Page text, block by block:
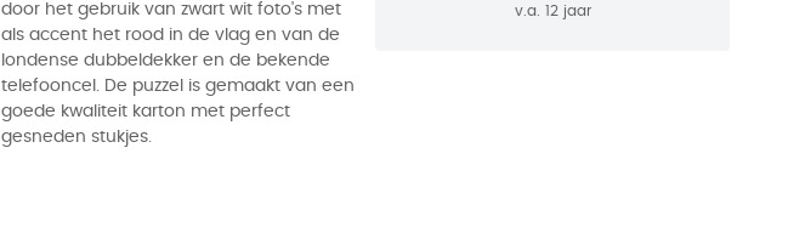
door het gebruik van zwart wit foto's met
als accent het rood in de vlag en van de
londense dubbeldekker en de bekende
telefooncel. De puzzel is gemaakt van een
goede kwaliteit karton met perfect
gesneden stukjes.
v.a. 12 jaar